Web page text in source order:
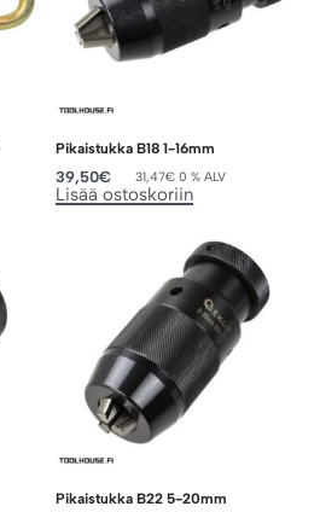
Pikaistukka B18 1-16mm
39,50€ 31,47€ 0 % ALV
Lisää ostoskoriin
Pikaistukka B22 5-20mm